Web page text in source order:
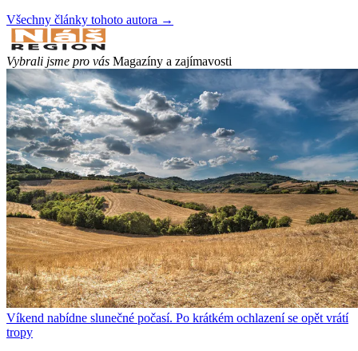
Všechny články tohoto autora →
Vybrali jsme pro vás Magazíny a zajímavosti
Víkend nabídne slunečné počasí. Po krátkém ochlazení se opět vrátí
tropy